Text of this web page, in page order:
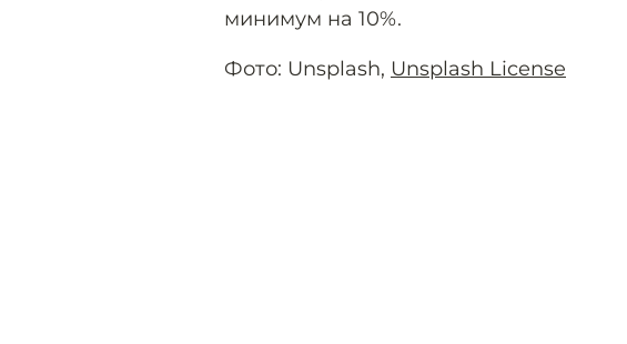
минимум на 10%.
Фото: Unsplash, Unsplash License